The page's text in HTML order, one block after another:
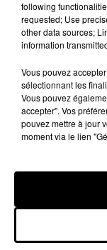
FG CHIC
FG CHIC BERLIN
following
requested; Use
other data sources;
information
Vous pouvez
sélectionnant les
Vous pouvez
accepter". Vos
pouvez mettre à jour
moment via le lien